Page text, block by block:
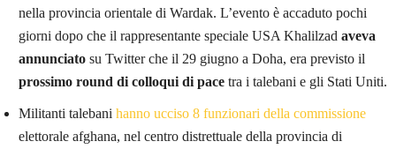
nella provincia orientale di Wardak. L’evento è accaduto pochi
giorni dopo che il rappresentante speciale USA Khalilzad aveva
annunciato su Twitter che il 29 giugno a Doha, era previsto il
prossimo round di colloqui di pace tra i talebani e gli Stati Uniti.
Militanti talebani hanno ucciso 8 funzionari della commissione
elettorale afghana, nel centro distrettuale della provincia di